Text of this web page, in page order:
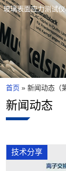
玻璃表面应力测试
首页 » 新闻动态 （
新闻动态
技术分享